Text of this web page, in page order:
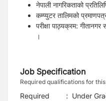
नेपाली नागरिकताको
कम्प्युटर तालिमको
परीक्षा पाठ्यक्रम:
।
Job Specification
Required qualifications for
Required
: Under